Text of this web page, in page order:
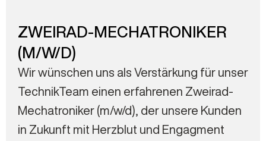
ZWEIRAD-MECHATRONIKER
(M/W/D)
Wir wünschen uns als Verstärkung für unser
TechnikTeam einen erfahrenen Zweirad-
Mechatroniker (m/w/d), der unsere Kunden
in Zukunft mit Herzblut und Engagment